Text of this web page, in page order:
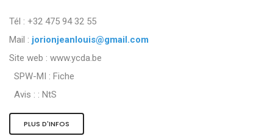
Tél : +32 475 94 32 55
Mail : jorionjeanlouis@gmail.com
Site web : www.ycda.be
SPW-MI : Fiche
Avis : : NtS
PLUS D'INFOS